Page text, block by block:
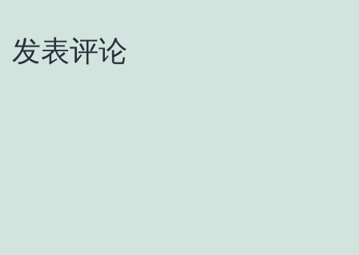
发表评论